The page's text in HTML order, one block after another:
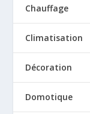
Chauffage
Climatisation
Décoration
Domotique